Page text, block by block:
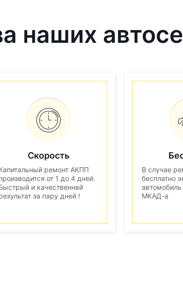
наших
Скорость
ремонт АКПП
от 1 до 4 дней.
и качественнвй
за пару дней !
В случае
бесплатно
МКАД-а